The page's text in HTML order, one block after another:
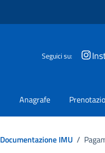
Seguici su:
Anagrafe
Documentazione IMU /